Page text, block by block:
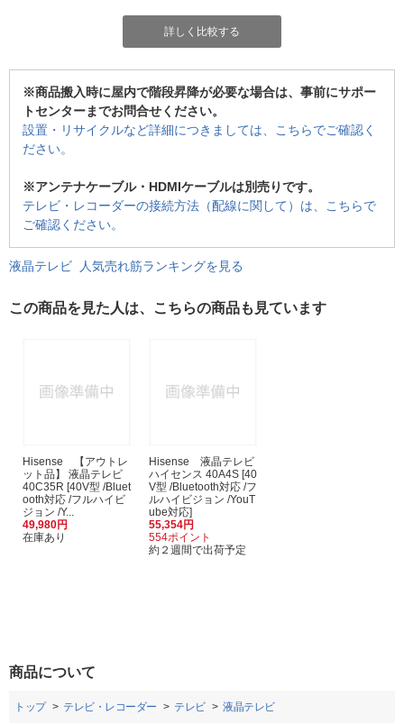
詳しく比較する
※商品搬入時に屋内で階段昇降が必要な場合は、事前にサポー
トセンターまでお問合せください。
設置・リサイクルなど詳細につきましては、こちらでご確認く
ださい。
※アンテナケーブル・HDMIケーブルは別売りです。
テレビ・レコーダーの接続方法（配線に関して）は、こちらで
ご確認ください。
液晶テレビ 人気売れ筋ランキングを見る
この商品を見た人は、こちらの商品も見ています
Hisense 【アウトレ
ット品】 液晶テレビ
40C35R [40V型 /Bluet
ooth対応 /フルハイビ
ジョン /Y...
49,980円
在庫あり
Hisense 液晶テレビ
ハイセンス 40A4S [40
V型 /Bluetooth対応 /フ
ルハイビジョン /YouT
ube対応]
55,354円
554ポイント
約２週間で出荷予定
商品について
トップ テレビ・レコーダー テレビ 液晶テレビ